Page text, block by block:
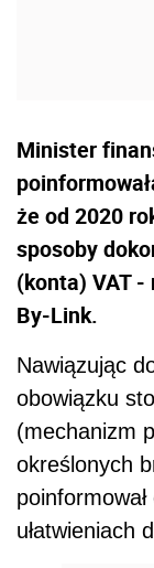
Minister
że od 2020
sposoby
(konta) VAT -
By-Link.
Nawiązując
obowiązku
(mechanizm
określonych
ułatwieniach